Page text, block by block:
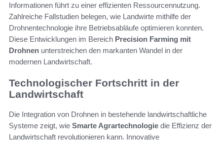
Informationen führt zu einer effizienten Ressourcennutzung.
Zahlreiche Fallstudien belegen, wie Landwirte mithilfe der
Drohnentechnologie ihre Betriebsabläufe optimieren konnten.
Diese Entwicklungen im Bereich Precision Farming mit
Drohnen unterstreichen den markanten Wandel in der
modernen Landwirtschaft.
Technologischer Fortschritt in der
Landwirtschaft
Die Integration von Drohnen in bestehende landwirtschaftliche
Systeme zeigt, wie Smarte Agrartechnologie die Effizienz der
Landwirtschaft revolutionieren kann. Innovative